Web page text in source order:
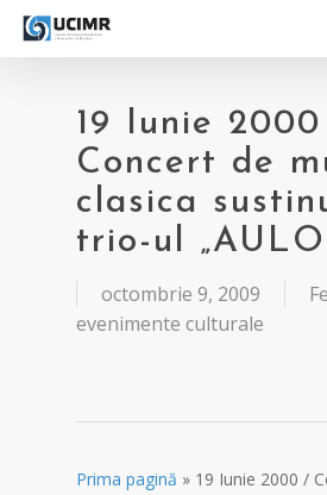
Skip
19 Iunie
Concert de
clasica
trio-ul
octombrie 9, 2009
evenimente culturale
Prima pagină » 19 Iunie 2000 /